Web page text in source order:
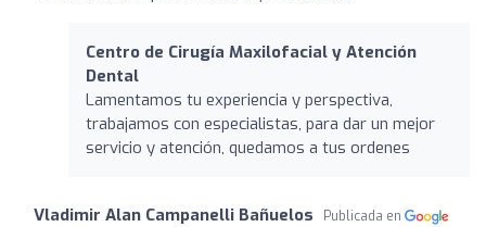
Centro de Cirugía Maxilofacial y Atención
Dental
Lamentamos tu experiencia y perspectiva,
trabajamos con especialistas, para dar un mejor
servicio y atención, quedamos a tus ordenes
Vladimir Alan Campanelli Bañuelos
Publicada en